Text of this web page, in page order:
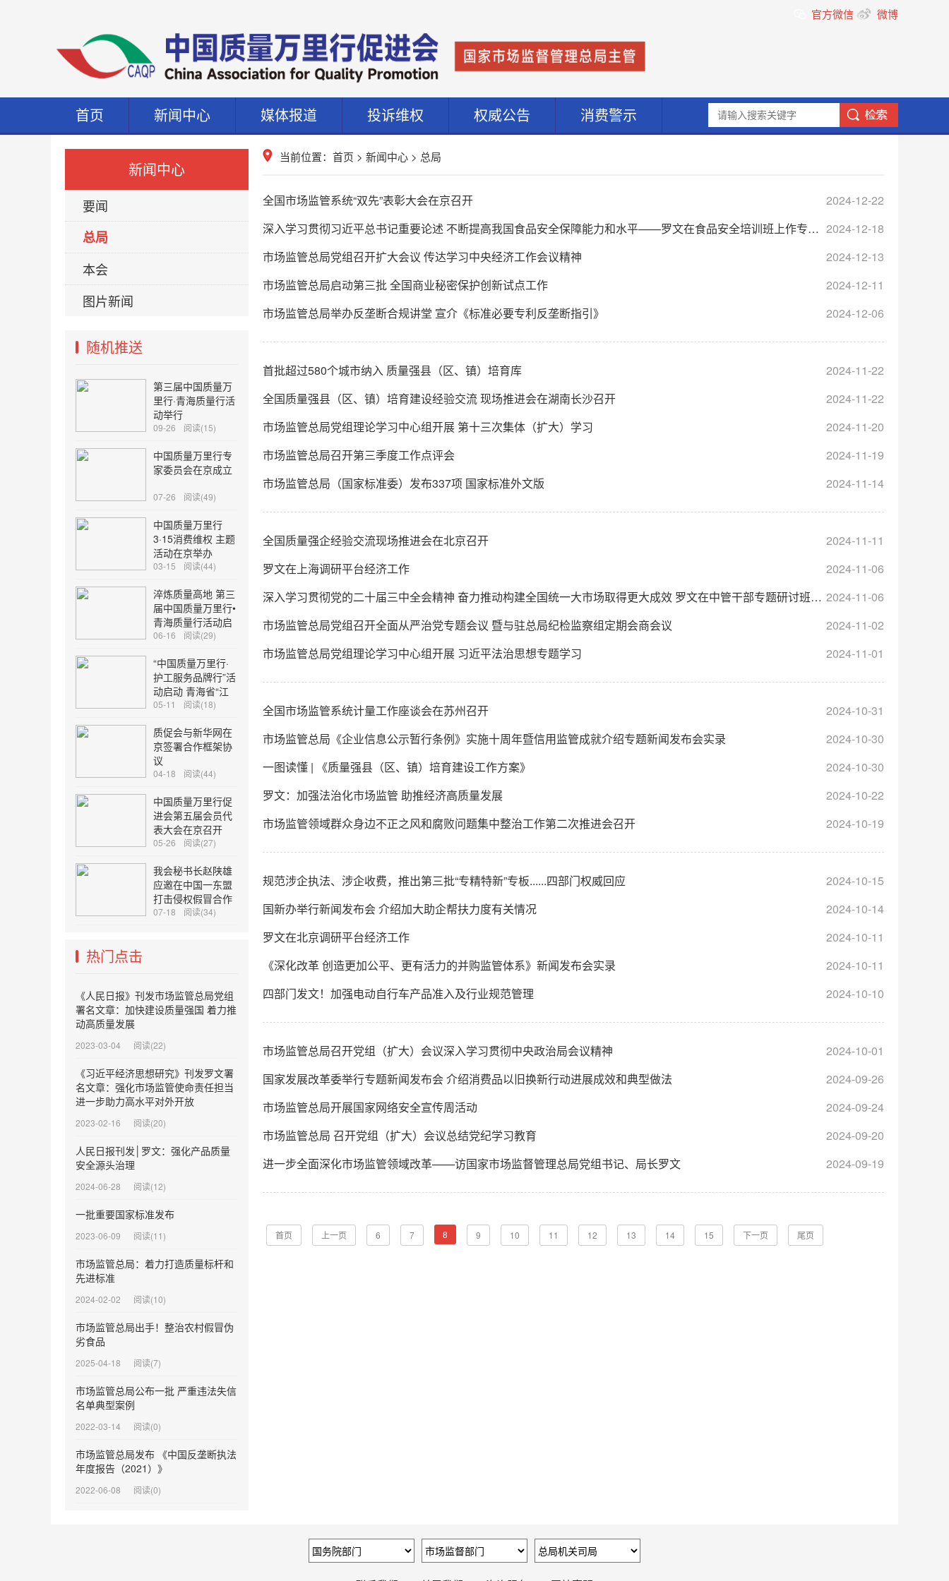
官方微信 微博
首页 新闻中心 媒体报道 投诉维权 权威公告 消费警示
新闻中心
要闻
总局
本会
图片新闻
随机推送
第三届中国质量万
里行·青海质量行活
动举行
09-26 阅读(15)
中国质量万里行专
家委员会在京成立
07-26 阅读(49)
中国质量万里行
3·15消费维权 主题
活动在京举办
03-15 阅读(44)
淬炼质量高地 第三
届中国质量万里行•
青海质量行活动启
动
06-16 阅读(29)
“中国质量万里行·
护工服务品牌行”活
动启动 青海省“江
源巧姑·大通护工”
05-11 阅读(18)
质促会与新华网在
京签署合作框架协
议
04-18 阅读(44)
中国质量万里行促
进会第五届会员代
表大会在京召开
05-26 阅读(27)
我会秘书长赵陕雄
应邀在中国一东盟
打击侵权假冒合作
发展论坛发言
07-18 阅读(34)
热门点击
《人民日报》刊发市场监管总局党组
署名文章：加快建设质量强国 着力推
动高质量发展
2023-03-04 阅读(22)
《习近平经济思想研究》刊发罗文署
名文章：强化市场监管使命责任担当
进一步助力高水平对外开放
2023-02-16 阅读(20)
人民日报刊发│罗文：强化产品质量
安全源头治理
2024-06-28 阅读(12)
一批重要国家标准发布
2023-06-09 阅读(11)
市场监管总局：着力打造质量标杆和
先进标准
2024-02-02 阅读(10)
市场监管总局出手！整治农村假冒伪
劣食品
2025-04-18 阅读(7)
市场监管总局公布一批 严重违法失信
名单典型案例
2022-03-14 阅读(0)
市场监管总局发布 《中国反垄断执法
年度报告（2021）》
2022-06-08 阅读(0)
当前位置： 首页 > 新闻中心 > 总局
2024-12-22
全国市场监管系统“双先”表彰大会在京召开
2024-12-18
深入学习贯彻习近平总书记重要论述 不断提高我国食品安全保障能力和水平——罗文在食品安全培训班上作专题讲座
2024-12-13
市场监管总局党组召开扩大会议 传达学习中央经济工作会议精神
2024-12-11
市场监管总局启动第三批 全国商业秘密保护创新试点工作
2024-12-06
市场监管总局举办反垄断合规讲堂 宣介《标准必要专利反垄断指引》
2024-11-22
首批超过580个城市纳入 质量强县（区、镇）培育库
2024-11-22
全国质量强县（区、镇）培育建设经验交流 现场推进会在湖南长沙召开
2024-11-20
市场监管总局党组理论学习中心组开展 第十三次集体（扩大）学习
2024-11-19
市场监管总局召开第三季度工作点评会
2024-11-14
市场监管总局（国家标准委）发布337项 国家标准外文版
2024-11-11
全国质量强企经验交流现场推进会在北京召开
2024-11-06
罗文在上海调研平台经济工作
2024-11-06
深入学习贯彻党的二十届三中全会精神 奋力推动构建全国统一大市场取得更大成效 罗文在中管干部专题研讨班上作专题讲座
2024-11-02
市场监管总局党组召开全面从严治党专题会议 暨与驻总局纪检监察组定期会商会议
2024-11-01
市场监管总局党组理论学习中心组开展 习近平法治思想专题学习
2024-10-31
全国市场监管系统计量工作座谈会在苏州召开
2024-10-30
市场监管总局《企业信息公示暂行条例》实施十周年暨信用监管成就介绍专题新闻发布会实录
2024-10-30
一图读懂 | 《质量强县（区、镇）培育建设工作方案》
2024-10-22
罗文：加强法治化市场监管 助推经济高质量发展
2024-10-19
市场监管领域群众身边不正之风和腐败问题集中整治工作第二次推进会召开
2024-10-15
规范涉企执法、涉企收费，推出第三批“专精特新”专板......四部门权威回应
2024-10-14
国新办举行新闻发布会 介绍加大助企帮扶力度有关情况
2024-10-11
罗文在北京调研平台经济工作
2024-10-11
《深化改革 创造更加公平、更有活力的并购监管体系》新闻发布会实录
2024-10-10
四部门发文！加强电动自行车产品准入及行业规范管理
2024-10-01
市场监管总局召开党组（扩大）会议深入学习贯彻中央政治局会议精神
2024-09-26
国家发展改革委举行专题新闻发布会 介绍消费品以旧换新行动进展成效和典型做法
2024-09-24
市场监管总局开展国家网络安全宣传周活动
2024-09-20
市场监管总局 召开党组（扩大）会议总结党纪学习教育
2024-09-19
进一步全面深化市场监管领域改革——访国家市场监督管理总局党组书记、局长罗文
首页 上一页 6 7 8 9 10 11 12 13 14 15 下一页 尾页